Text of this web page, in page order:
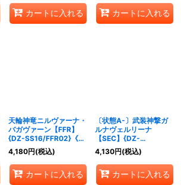
カートに入れる カートに入れる
天輪神竜ニルヴァーナ・
バガヴァーン【FFR】
{DZ-SS16/FFR02}《ド
ラゴンエンパイア》
4,180円(税込)
カートに入れる
〔状態A-〕武装神撃ガ
ルナヴェルリーナ
【SEC】{DZ-
SS16/SEC02}《ドラゴ
ンエンパイア》
4,130円(税込)
カートに入れる